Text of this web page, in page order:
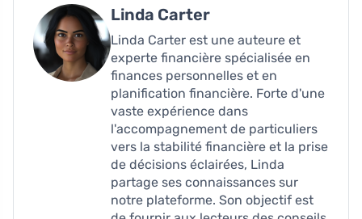
Linda Carter
Linda Carter est une auteure et
experte financière spécialisée en
finances personnelles et en
planification financière. Forte d'une
vaste expérience dans
l'accompagnement de particuliers
vers la stabilité financière et la prise
de décisions éclairées, Linda
partage ses connaissances sur
notre plateforme. Son objectif est